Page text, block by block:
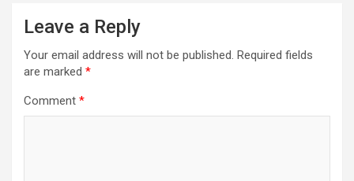
Leave a Reply
Your email address will not be published. Required fields
are marked *
Comment *